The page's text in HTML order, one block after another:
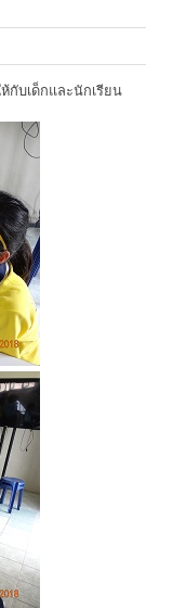
กับเด็กและนักเรียน